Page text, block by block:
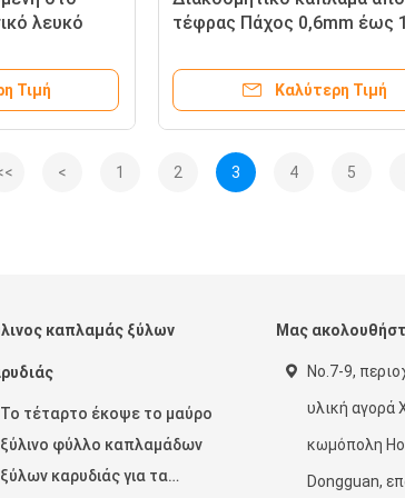
λευκό
Τιμή
τέφρας Πάχος 0,6mm έως
εσωτερική διακόσμηση και
εφαρμογές επίπλων
Καλύτερη Τιμή
< 1 2 3 4 5
καπλαμάς ξύλων
Το τέταρτο έκοψε το μαύρο
ξύλινο φύλλο καπλαμάδων
ξύλων καρυδιάς για τα
Μας
No.7-9,
υλική αγορά
κωμόπολη
Dongguan,